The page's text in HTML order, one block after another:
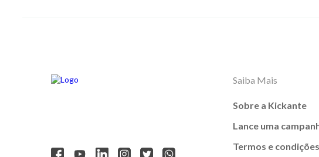
Saiba Mais
Sobre a Kickante
Lance uma
Termos e condições